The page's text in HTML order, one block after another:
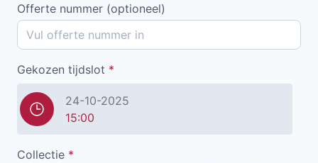
Offerte nummer (optioneel)
Gekozen tijdslot *
24-10-2025
15:00
Collectie *